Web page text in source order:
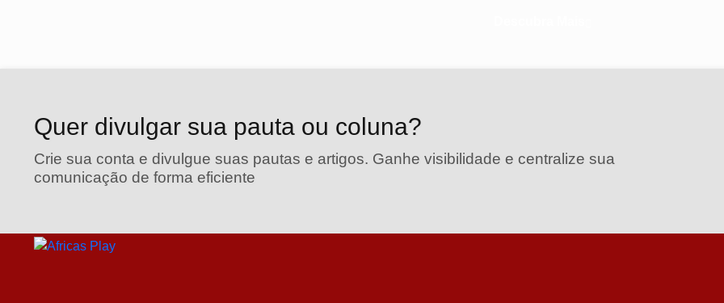
Quer divulgar sua pauta ou coluna?
Crie sua conta e divulgue suas pautas e artigos. Ganhe visibilidade e centralize sua
comunicação de forma eficiente